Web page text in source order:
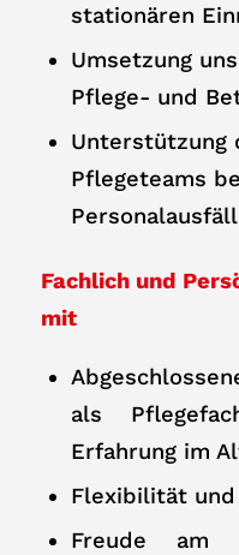
stationären
Umsetzung
Pflege- und
Unterstützung
Pflegeteams
Fachlich und
mit
als
Erfahrung im
Flexibilität
Freude am